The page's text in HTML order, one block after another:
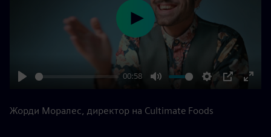
00:58
Play
Жорди Моралес, директор на Cultimate Foods